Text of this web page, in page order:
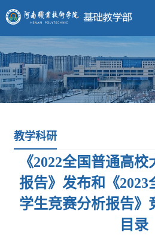
教学科研
《2022全国普通高
报告》发布和《2023
学生竞赛分析报告》
目录